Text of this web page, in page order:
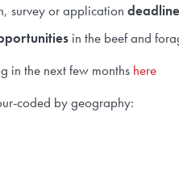
survey or application
in the beef and
in the next few months here
coded by geography: